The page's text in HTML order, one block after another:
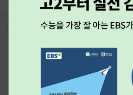
2026-08-01
로그인 최근 본 상품
고객센터 1544-3800 티켓 1544-
eBook 1:1문의/채팅
예스이십사(주) 사업자
이용약관
개인정보처리방침